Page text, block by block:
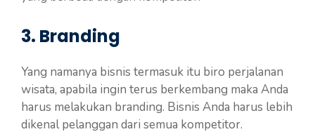
3. Branding
Yang namanya bisnis termasuk itu biro perjalanan
wisata, apabila ingin terus berkembang maka Anda
harus melakukan branding. Bisnis Anda harus lebih
dikenal pelanggan dari semua kompetitor.